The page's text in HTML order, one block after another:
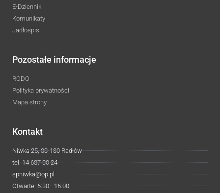
E-Dziennik
Komunikaty
Jadłospis
Pozostałe informacje
RODO
Polityka prywatności
Mapa strony
Kontakt
Niwka 25, 33-130 Radłów
tel. 14 687 00 24
spniwka@op.pl
Otwarte: 6:30 - 16:00